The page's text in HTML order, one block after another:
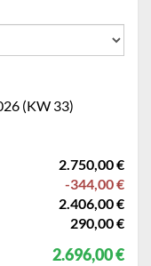
(KW 33)
2.750,00 €
-344,00 €
2.406,00 €
290,00 €
2.696,00 €